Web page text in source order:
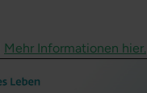
Mehr Informationen hier.